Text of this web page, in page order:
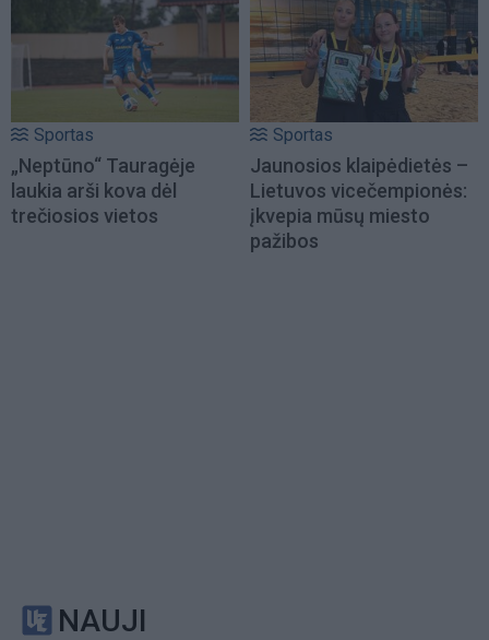
Sportas
„Neptūno“ Tauragėje
laukia arši kova dėl
trečiosios vietos
Sportas
Jaunosios klaipėdietės –
Lietuvos vicečempionės:
įkvepia mūsų miesto
pažibos
NAUJI